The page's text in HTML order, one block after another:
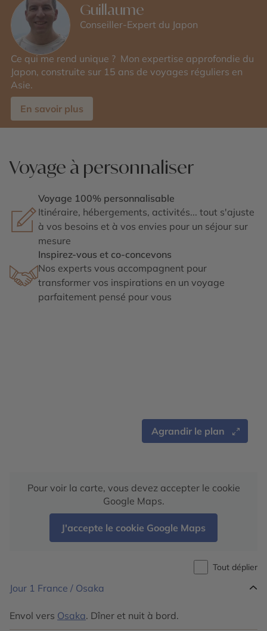
Guillaume
Conseiller-Expert du Japon
Ce qui me rend unique ? Mon expertise approfondie du
Japon, construite sur 15 ans de voyages réguliers en
Asie.
En savoir plus
Voyage à personnaliser
Voyage 100% personnalisable
Itinéraire, hébergements, activités... tout s'ajuste
à vos besoins et à vos envies pour un séjour sur
mesure
Inspirez-vous et co-concevons
Nos experts vous accompagnent pour
transformer vos inspirations en un voyage
parfaitement pensé pour vous
Agrandir le plan
Pour voir la carte, vous devez accepter le cookie
Google Maps.
J'accepte le cookie Google Maps
Tout déplier
Jour 1 France / Osaka
Envol vers Osaka. Dîner et nuit à bord.